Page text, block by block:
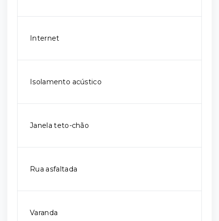
Internet
Isolamento acústico
Janela teto-chão
Rua asfaltada
Varanda